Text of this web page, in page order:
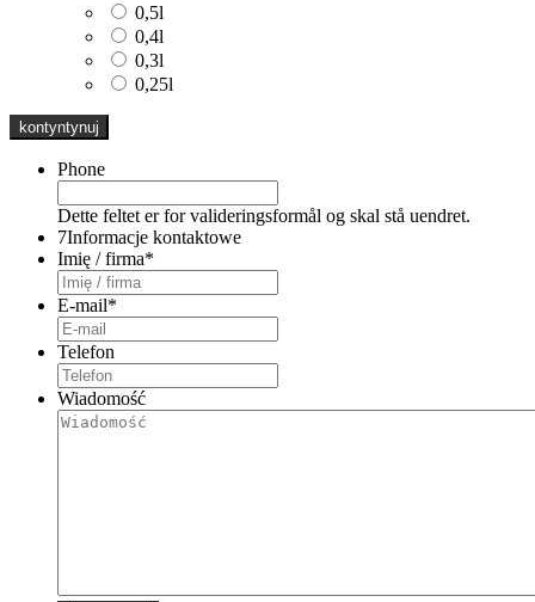
0,5l
0,4l
0,3l
0,25l
Phone
Dette feltet er for valideringsformål og skal stå uendret.
7Informacje kontaktowe
Imię / firma*
E-mail*
Telefon
Wiadomość